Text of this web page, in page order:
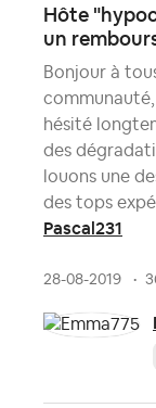
Hôte
un
Bonjour à
hésité
des
louons une
des tops
Pascal231
28-08-2019